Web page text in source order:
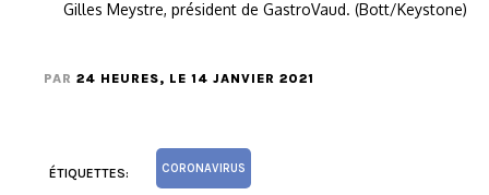
Gilles Meystre, président de GastroVaud. (Bott/Keystone)
PAR 24 HEURES, LE 14 JANVIER 2021
ÉTIQUETTES: CORONAVIRUS